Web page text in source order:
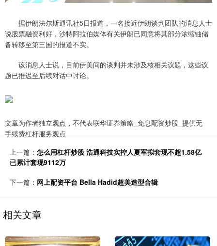
据伊朗法尔斯通讯社5日报道，一名接近伊朗谈判团队的消息人士
说股票融资利好，沙特阿拉伯媒体有关伊朗已同意将其部分浓缩铀储
备转移至第三国的报道不实。
该消息人士说，目前伊美间的谈判并未涉及核相关议题，这些议
题已推迟至后续对话中讨论。
文章为作者独立观点，不代表联华证券策略_免息配资炒股_提供无
手续费杠杆服务观点
上一篇： 怎么用杠杆炒股 浩通科技实控人夏军拟套现不超1.58亿
已累计套现9112万
下一篇： 网上配资平台 Bella Hadid超美造型合辑
相关文章